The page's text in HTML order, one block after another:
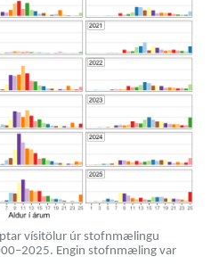
vísitölur úr stofnmælingu
Engin stofnmæling var